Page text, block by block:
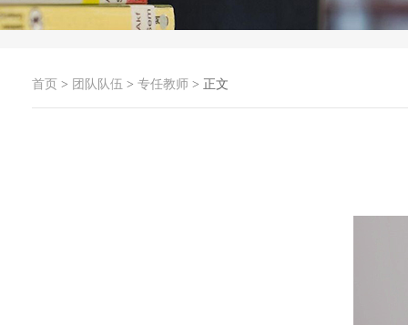
首页 > 团队队伍 > 专任教师 > 正文